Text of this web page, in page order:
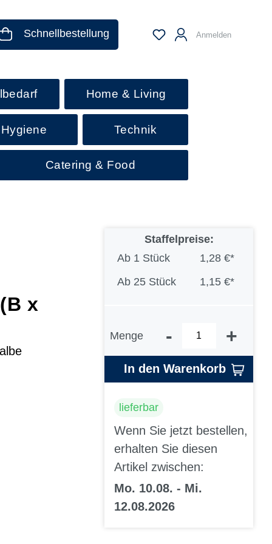
Schnellbestellung Anmelden
Home & Living
Technik
Catering & Food
x
Staffelpreise:
Ab 1 Stück
1,28 €*
Ab 25 Stück 1,15 €*
Menge - +
In den Warenkorb
lieferbar
Wenn Sie jetzt bestellen,
erhalten Sie diesen
Artikel zwischen:
Mo. 10.08. - Mi.
12.08.2026